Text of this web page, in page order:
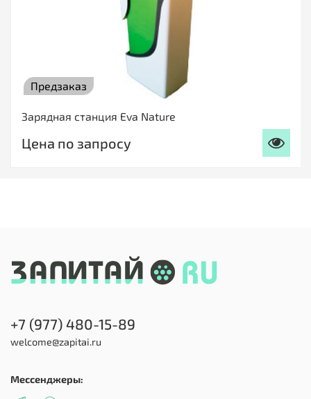
Предзаказ
Зарядная станция Eva Nature
Цена по запросу
+7 (977) 480-15-89
welcome@zapitai.ru
Мессенджеры: